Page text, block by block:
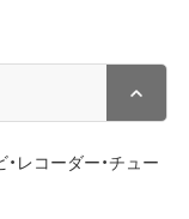
レコーダー・チュー